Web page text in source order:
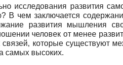
исследования развития
В чем заключается
развития мышления
человек от менее
которые существуют
самых высоких.